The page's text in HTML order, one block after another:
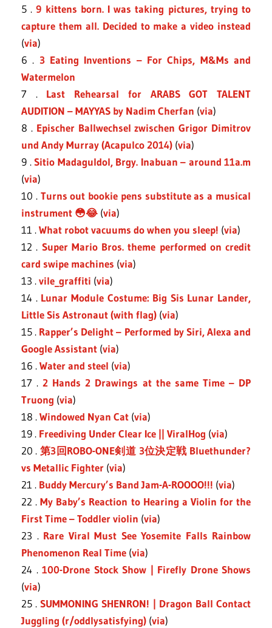
5 .9 kittens born. I was taking pictures, trying to
capture them all. Decided to make a video instead
(via)
6 . 3 Eating Inventions – For Chips, M&Ms and
Watermelon
7 . Last Rehearsal for ARABS GOT TALENT
AUDITION – MAYYAS by Nadim Cherfan (via)
8 . Epischer Ballwechsel zwischen Grigor Dimitrov
und Andy Murray (Acapulco 2014) (via)
9 .Sitio Madaguldol, Brgy. Inabuan – around 11a.m
(via)
10 . Turns out bookie pens substitute as a musical
instrument 😳😂 (via)
11 .What robot vacuums do when you sleep! (via)
12 . Super Mario Bros. theme performed on credit
card swipe machines (via)
13 .vile_graffiti (via)
14 . Lunar Module Costume: Big Sis Lunar Lander,
Little Sis Astronaut (with flag) (via)
15 . Rapper’s Delight – Performed by Siri, Alexa and
Google Assistant (via)
16 .Water and steel (via)
17 .2 Hands 2 Drawings at the same Time – DP
Truong (via)
18 .Windowed Nyan Cat (via)
19 . Freediving Under Clear Ice || ViralHog (via)
20 . 第3回ROBO-ONE剣道 3位決定戦 Bluethunder?
vs Metallic Fighter (via)
21 . Buddy Mercury’s Band Jam-A-ROOOO!!! (via)
22 .My Baby’s Reaction to Hearing a Violin for the
First Time – Toddler violin (via)
23 . Rare Viral Must See Yosemite Falls Rainbow
Phenomenon Real Time (via)
24 . 100-Drone Stock Show | Firefly Drone Shows
(via)
25 .SUMMONING SHENRON! | Dragon Ball Contact
Juggling (r/oddlysatisfying) (via)